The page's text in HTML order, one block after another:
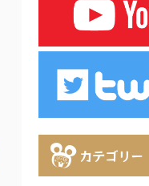
カテゴリー